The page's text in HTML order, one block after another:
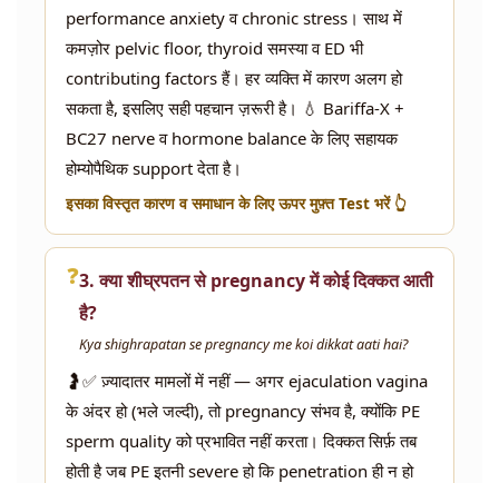
performance anxiety व chronic stress। साथ में
कमज़ोर pelvic floor, thyroid समस्या व ED भी
contributing factors हैं। हर व्यक्ति में कारण अलग हो
सकता है, इसलिए सही पहचान ज़रूरी है। 💧 Bariffa-X +
BC27 nerve व hormone balance के लिए सहायक
होम्योपैथिक support देता है।
इसका विस्तृत कारण व समाधान के लिए ऊपर मुफ़्त Test भरें 👆
❓3. क्या शीघ्रपतन से pregnancy में कोई दिक्कत आती
है?
Kya shighrapatan se pregnancy me koi dikkat aati hai?
🤰✅ ज़्यादातर मामलों में नहीं — अगर ejaculation vagina
के अंदर हो (भले जल्दी), तो pregnancy संभव है, क्योंकि PE
sperm quality को प्रभावित नहीं करता। दिक्कत सिर्फ़ तब
होती है जब PE इतनी severe हो कि penetration ही न हो